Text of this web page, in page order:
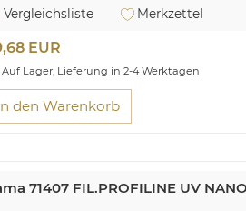
Stativhalterung seitlich
Vergleichsliste Merkzettel
EUR
Auf Lager, Lieferung in 2-4 Werktagen
den Warenkorb
71407 FIL.PROFILINE UV